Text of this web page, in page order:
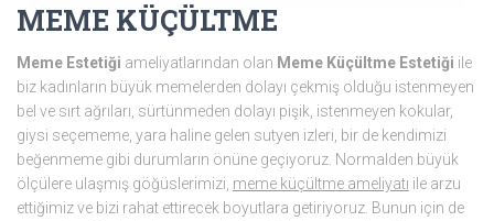
MEME KÜÇÜLTME
Meme Estetiği ameliyatlarından olan Meme Küçültme Estetiği ile
biz kadınların büyük memelerden dolayı çekmiş olduğu istenmeyen
bel ve sırt ağrıları, sürtünmeden dolayı pişik, istenmeyen kokular,
giysi seçememe, yara haline gelen sutyen izleri, bir de kendimizi
beğenmeme gibi durumların önüne geçiyoruz. Normalden büyük
ölçülere ulaşmış göğüslerimizi, meme küçültme ameliyatı ile arzu
ettiğimiz ve bizi rahat ettirecek boyutlara getiriyoruz. Bunun için de